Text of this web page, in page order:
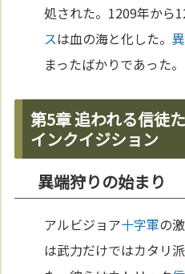
処された。1209年から
スは血の海と化した。
まったばかりであった。
第5章 追われる信徒
インクイジション
異端狩りの始まり
アルビジョア十字軍の
は武力だけではカタリ